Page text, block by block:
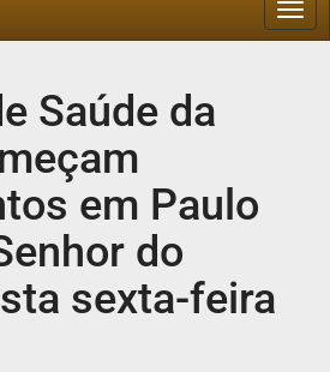
Saúde da
em Paulo
do
sexta-feira